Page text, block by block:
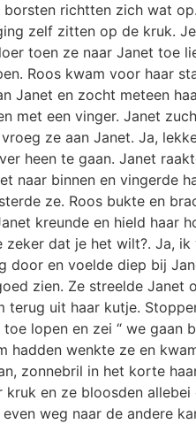
richtten zich wat
zelf zitten op de kruk.
toen ze naar Janet toe
Roos kwam voor haar
Janet en zocht meteen
met een vinger. Janet
vroeg ze aan Janet. Ja,
heen te gaan. Janet
naar binnen en vingerde
ze. Roos bukte en
kreunde en hield haar
dat je het wilt?. Ja,
door en voelde diep bij
zien. Ze streelde
terug uit haar kutje.
lopen en zei “ we gaan
hadden wenkte ze en
zonnebril in het korte
kruk en ze bloosden
weg naar de andere